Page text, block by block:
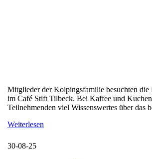
Mitglieder der Kolpingsfamilie besuchten die
im Café Stift Tilbeck. Bei Kaffee und
Teilnehmenden viel Wissenswertes über das
Weiterlesen
30-08-25